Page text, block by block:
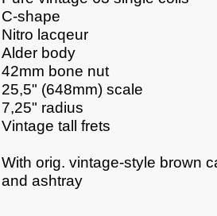
C-shape
Nitro lacqeur
Alder body
42mm bone nut
25,5" (648mm) scale
7,25" radius
Vintage tall frets
With orig. vintage-style brown
and ashtray